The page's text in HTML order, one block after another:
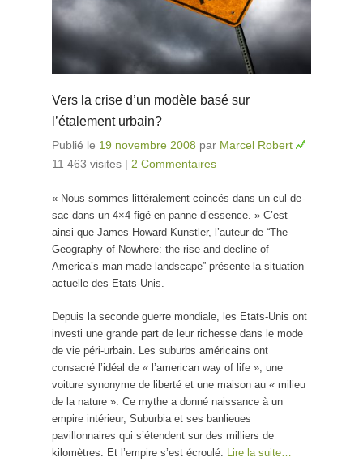
Vers la crise d’un modèle basé sur
l’étalement urbain?
Publié le 19 novembre 2008 par Marcel Robert
11 463 visites | 2 Commentaires
« Nous sommes littéralement coincés dans un cul-de-
sac dans un 4×4 figé en panne d’essence. » C’est
ainsi que James Howard Kunstler, l’auteur de “The
Geography of Nowhere: the rise and decline of
America’s man-made landscape” présente la situation
actuelle des Etats-Unis.
Depuis la seconde guerre mondiale, les Etats-Unis ont
investi une grande part de leur richesse dans le mode
de vie péri-urbain. Les suburbs américains ont
consacré l’idéal de « l’american way of life », une
voiture synonyme de liberté et une maison au « milieu
de la nature ». Ce mythe a donné naissance à un
empire intérieur, Suburbia et ses banlieues
pavillonnaires qui s’étendent sur des milliers de
kilomètres. Et l’empire s’est écroulé. Lire la suite…